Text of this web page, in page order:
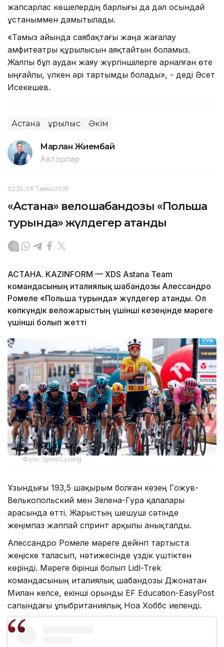
жапсарлас көшелердің барлығы да дәл осындай
ұстаныммен дамытылады.
«Тамыз айында саябақтағы жаңа жағалау
амфитеатры құрылысын аяқтайтын боламыз.
Жалпы бұл аудан жаяу жүргіншілерге арналған өте
ыңғайлы, үлкен әрі тартымды болады», - деді Әсет
Исекешев.
Астана Құрылыс Әкім
Марлан Жиембай
Авторлар
02:35, 06 Тамыз 2026
«Астана» велошабандозы «Польша
турында» жүлдегер атанды
АСТАНА. KAZINFORM — XDS Astana Team
командасының италиялық шабандозы Алессандро
Ромеле «Польша турында» жүлдегер атанды. Ол
көпкүндік веложарыстың үшінші кезеңінде мәреге
үшінші болып жетті
Фото: SprintCycling
Ұзындығы 193,5 шақырым болған кезең Гожув-
Велькопольский мен Зелена-Гура қалалары
арасында өтті. Жарыстың шешуші сәтінде
жеңімпаз жаппай спринт арқылы анықталды.
Алессандро Ромеле мәреге дейінгі тартыста
жеңіске таласып, нәтижесінде үздік үштіктен
көрінді. Мәреге бірінші болып Lidl-Trek
командасының италиялық шабандозы Джонатан
Милан келсе, екінші орынды EF Education-EasyPost
сапындағы ұлыбританиялық Ноа Хоббс иеленді.